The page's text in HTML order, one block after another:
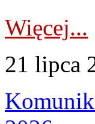
Więcej...
21 lipca